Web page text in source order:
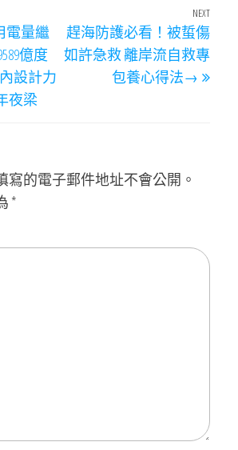
電量繼
億度
內設計力
夜梁
Next
Post
NEXT
趕海防護必看！被蜇傷
如許急救 離岸流自救專
包養心得法→
寫的電子郵件地址不會公開。
*